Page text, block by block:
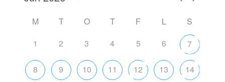
M T O T F L
S
1
2 3 4 5 6 7
8 9 10 11 12 13 14